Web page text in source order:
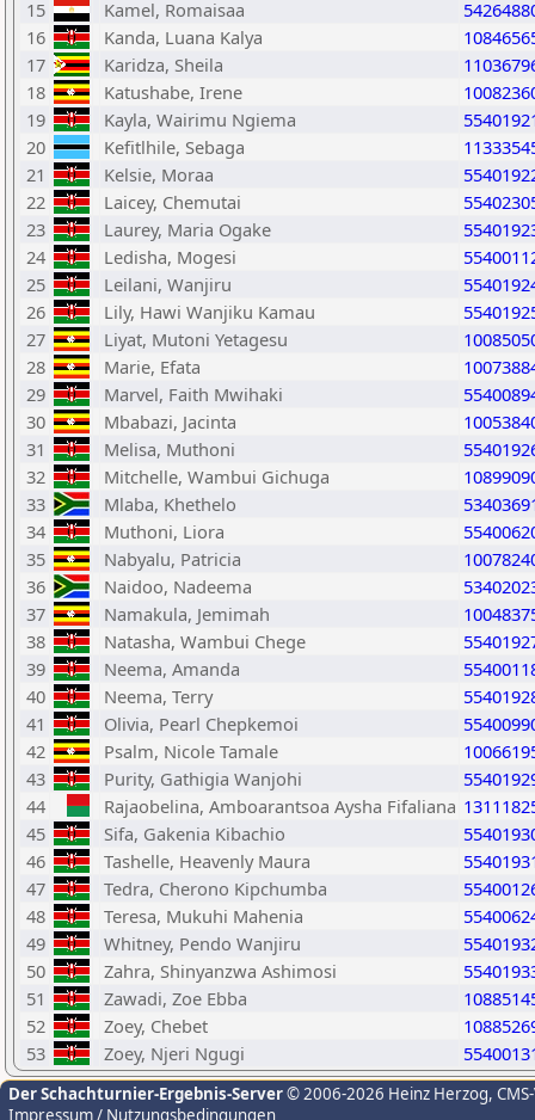
15
Kamel, Romaisaa
16
Kanda, Luana Kalya
17
Karidza, Sheila
18
Katushabe, Irene
19
Kayla, Wairimu Ngiema
20
Kefitlhile, Sebaga
21
Kelsie, Moraa
22
Laicey, Chemutai
23
Laurey, Maria Ogake
24
Ledisha, Mogesi
25
Leilani, Wanjiru
26
Lily, Hawi Wanjiku Kamau
27
Liyat, Mutoni Yetagesu
28
Marie, Efata
29
Marvel, Faith Mwihaki
30
Mbabazi, Jacinta
31
Melisa, Muthoni
32
Mitchelle, Wambui Gichuga
33
Mlaba, Khethelo
34
Muthoni, Liora
35
Nabyalu, Patricia
36
Naidoo, Nadeema
37
Namakula, Jemimah
38
Natasha, Wambui Chege
39
Neema, Amanda
40
Neema, Terry
41
Olivia, Pearl Chepkemoi
42
Psalm, Nicole Tamale
43
Purity, Gathigia Wanjohi
44
Rajaobelina, Amboarantsoa Aysha Fifaliana
45
Sifa, Gakenia Kibachio
46
Tashelle, Heavenly Maura
47
Tedra, Cherono Kipchumba
48
Teresa, Mukuhi Mahenia
49
Whitney, Pendo Wanjiru
50
Zahra, Shinyanzwa Ashimosi
51
Zawadi, Zoe Ebba
52
Zoey, Chebet
53
Zoey, Njeri Ngugi
Der Schachturnier-Ergebnis-Server© 2006-2026 Heinz Herzog,
Impressum / Nutzungsbedingungen